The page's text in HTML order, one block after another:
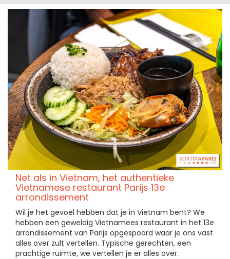
Net als in Vietnam, het authentieke
Vietnamese restaurant Parijs 13e
arrondissement
Wil je het gevoel hebben dat je in Vietnam bent? We
hebben een geweldig Vietnamees restaurant in het 13e
arrondissement van Parijs opgespoord waar je ons vast
alles over zult vertellen. Typische gerechten, een
prachtige ruimte, we vertellen je er alles over.